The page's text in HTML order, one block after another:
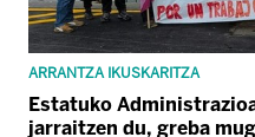
ARRANTZA IKUSKARITZA
Estatuko
jarraitzen du, greba